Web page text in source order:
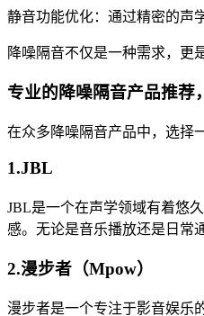
静音功能优化：通过精密的声
降噪隔音不仅是一种需求，更
专业的降噪隔音产品推荐
在众多降噪隔音产品中，选择
1.JBL
JBL是一个在声学领域有着悠
感。无论是音乐播放还是日常
2.漫步者（Mpow）
漫步者是一个专注于影音娱乐